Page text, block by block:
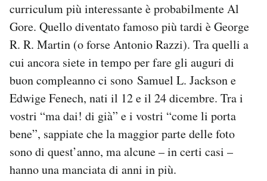
Notifiche mobile
Regala il Post
Hai bisogno di aiuto?
Esci
curriculum più interessante è probabilmente Al
Gore. Quello diventato famoso più tardi è George
R. R. Martin (o forse Antonio Razzi). Tra quelli a
cui ancora siete in tempo per fare gli auguri di
buon compleanno ci sono Samuel L. Jackson e
Edwige Fenech, nati il 12 e il 24 dicembre. Tra i
vostri “ma dai! di già” e i vostri “come li porta
bene”, sappiate che la maggior parte delle foto
sono di quest’anno, ma alcune – in certi casi –
hanno una manciata di anni in più.